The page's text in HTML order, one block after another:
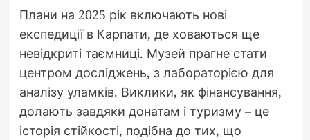
Плани на 2025 рік включають нові
експедиції в Карпати, де ховаються ще
невідкриті таємниці. Музей прагне стати
центром досліджень, з лабораторією для
аналізу уламків. Виклики, як фінансування,
долають завдяки донатам і туризму – це
історія стійкості, подібна до тих, що